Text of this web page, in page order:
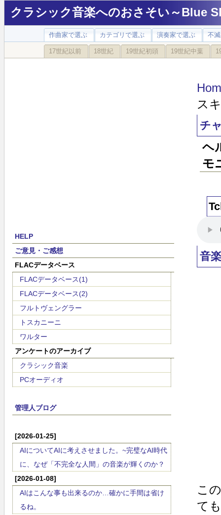
クラシック音楽へのおさそい～Blue
作曲家で選ぶ カテゴリで選ぶ 演奏家で選ぶ 不
17世紀以前 18世紀 19世紀初頭 19世紀中葉
HELP
ご意見・ご感想
FLACデータベース
FLACデータベース(1)
FLACデータベース(2)
フルトヴェングラー
トスカニーニ
ワルター
アンケートのアーカイブ
クラシック音楽
PCオーディオ
管理人ブログ
[2026-01-25]
AIについてAIに考えさせました。~完璧なAI時代
に、なぜ「不完全な人間」の音楽が輝くのか？
[2026-01-08]
AIはこんな事も出来るのか…確かに手間は省け
るね。
ス
チ
ヘ
モ
音
こ
て